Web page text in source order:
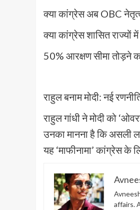
क्या कांग्रेस अब OBC
क्या कांग्रेस शासित राज्यों
50% आरक्षण सीमा तोड़ने का
राहुल बनाम मोदी: नई
राहुल गांधी ने मोदी को
उनका मानना है कि असली
यह ‘माफीनामा’ कांग्रेस के
affairs.